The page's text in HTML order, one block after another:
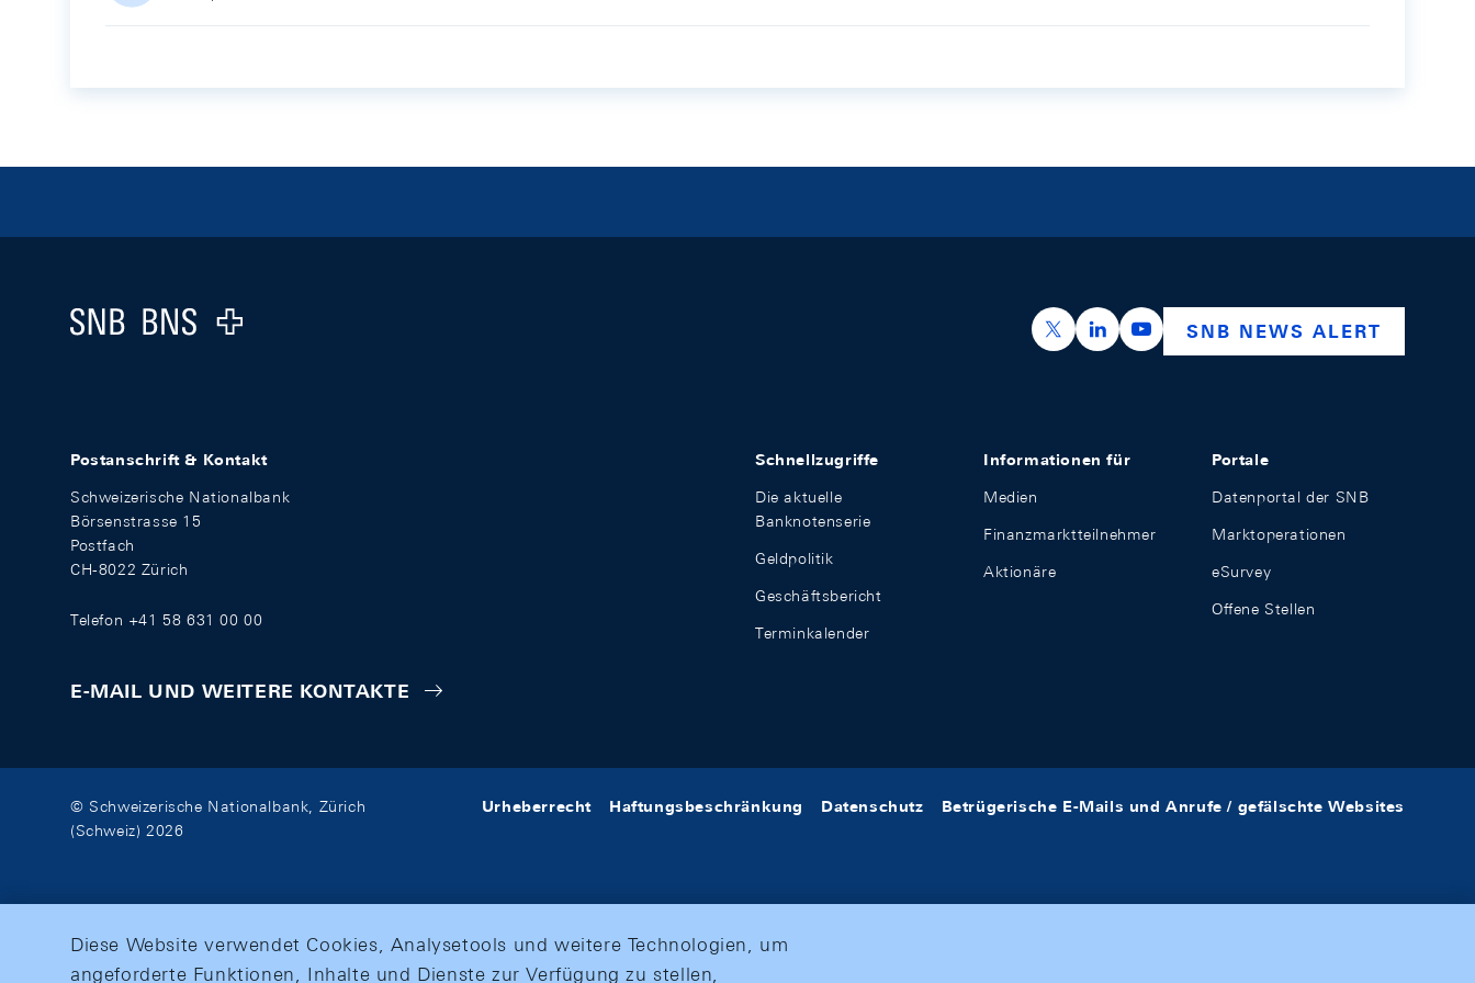
Logo
https://x.com/snb_bns
https://ch.linkedin.com/company/swiss-
https://www.youtube.com/
SNB NEWS ALERT
Postanschrift & Kontakt
Schweizerische Nationalbank
Börsenstrasse 15
Postfach
CH-8022 Zürich
Telefon +41 58 631 00 00
E-MAIL UND WEITERE KONTAKTE
Schnellzugriffe
Die aktuelle
Banknotenserie
Geldpolitik
Geschäftsbericht
Terminkalender
Informationen für
Medien
Finanzmarktteilnehmer
Aktionäre
Portale
Datenportal der SNB
Marktoperationen
eSurvey
Offene Stellen
© Schweizerische Nationalbank, Zürich
(Schweiz) 2026
Urheberrecht Haftungsbeschränkung Datenschutz Betrügerische E-Mails und Anrufe / gefälschte Websites
Diese Website verwendet Cookies, Analysetools und weitere Technologien, um
angeforderte Funktionen, Inhalte und Dienste zur Verfügung zu stellen,